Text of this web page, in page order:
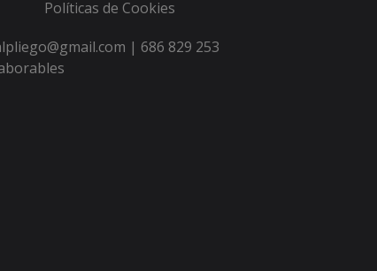
Políticas de Cookies
|686 829 253